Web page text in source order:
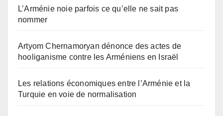
L’Arménie noie parfois ce qu’elle ne sait pas
nommer
Artyom Chernamoryan dénonce des actes de
hooliganisme contre les Arméniens en Israël
Les relations économiques entre l’Arménie et la
Turquie en voie de normalisation